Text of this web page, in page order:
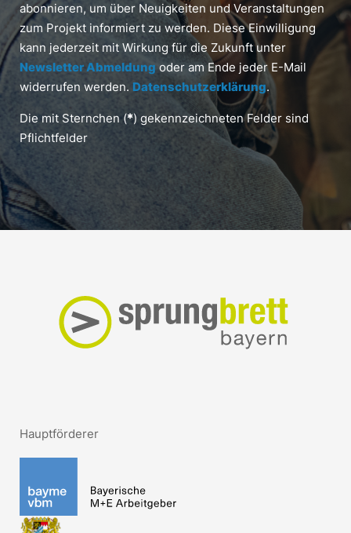
abonnieren, um über Neuigkeiten und Veranstaltungen
zum Projekt informiert zu werden. Diese Einwilligung
kann jederzeit mit Wirkung für die Zukunft unter
Newsletter Abmeldung oder am Ende jeder E-Mail
widerrufen werden. Datenschutzerklärung.
Die mit Sternchen (*) gekennzeichneten Felder sind
Pflichtfelder
Hauptförderer